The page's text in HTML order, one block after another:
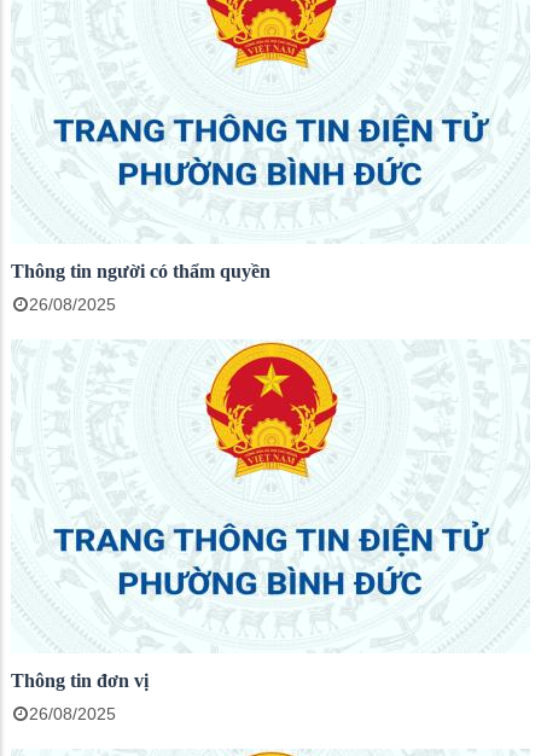
Thông tin người có thẩm quyền
26/08/2025
Thông tin đơn vị
26/08/2025